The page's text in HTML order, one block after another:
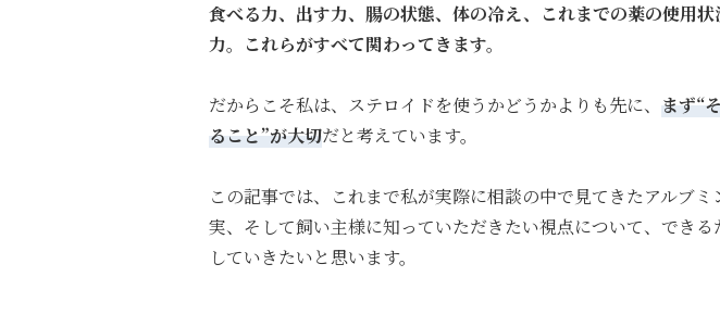
食べる力、出す力、腸の状態、体の冷え、これまでの薬の使用
力。
これらがすべて関わってきます。
だからこそ私は、ステロイドを使うかどうかよりも先に、 まず“
ること”が大切だと考えています。
この記事では、これまで私が実際に相談の中で見てきたアルブ
実、そして飼い主様に知っていただきたい視点について、でき
していきたいと思います。